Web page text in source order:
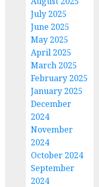
July 2025
June 2025
May 2025
April 2025
March 2025
February 2025
January 2025
December
2024
November
2024
October 2024
September
2024